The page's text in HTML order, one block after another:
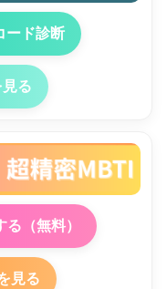
ード診断
る
（無料）
見る